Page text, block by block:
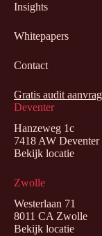
Deventer
Hanzeweg 1c
7418 AW Deventer
Bekijk locatie
Zwolle
Westerlaan 71
8011 CA Zwolle
Bekijk locatie
Insights
Whitepapers
Contact
Gratis audit